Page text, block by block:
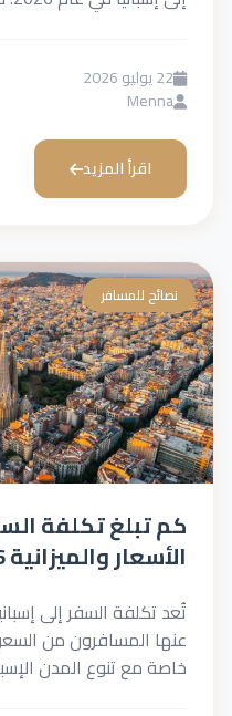
22 يوليو 2026
Menna
اقرأ المزيد
نصائح للمسافر
كم تبلغ تكلفة
الأسعار والميزانية 2026
تُعد تكلفة السفر إلى
عنها المسافرون من
خاصة مع تنوع المدن